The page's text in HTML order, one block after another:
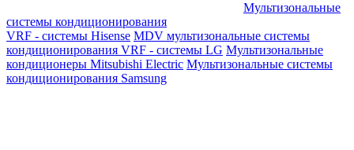
Мультизональные
системы кондиционирования
VRF - системы Hisense MDV мультизональные системы
кондиционирования VRF - системы LG Мультизональные
кондиционеры Mitsubishi Electric Мультизональные системы
кондиционирования Samsung